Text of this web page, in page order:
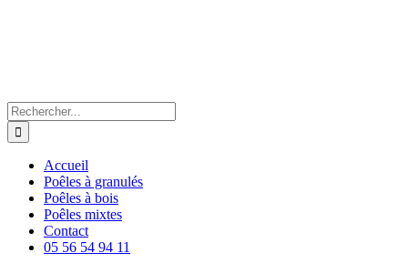
Rechercher:
Accueil
Poêles à granulés
Poêles à bois
Poêles mixtes
Contact
05 56 54 94 11